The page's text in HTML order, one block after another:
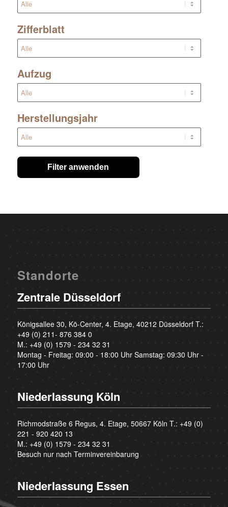
Zifferblatt
Aufzug
Herstellungsjahr
Filter anwenden
Standorte
Zentrale Düsseldorf
Königsallee 30, Kö-Center, 4. Etage, 40212 Düsseldorf T.:
+49 (0) 211- 876 384 0
M.: +49 (0) 1579 - 234 32 31
Montag - Freitag: 09:00 - 18:00 Uhr Samstag: 09:30 Uhr -
17:00 Uhr
Niederlassung Köln
Richmodstraße 6 Regus, 4. Etage, 50667 Köln T.: +49 (0)
221 - 920 420 13
M.: +49 (0) 1579 - 234 32 31
Besuch nur nach Terminvereinbarung
Niederlassung Essen